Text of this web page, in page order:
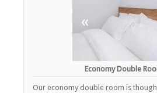
Sicherheit (Alarmanlage)
Rauchen: Nicht drinnen
INTERNET
Kostenloses Wi-Fi
«
Economy Double
Our economy double room is